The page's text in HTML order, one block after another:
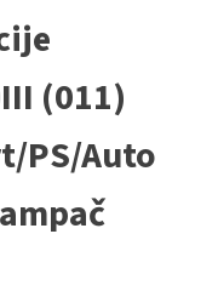
(011)
PS/Auto